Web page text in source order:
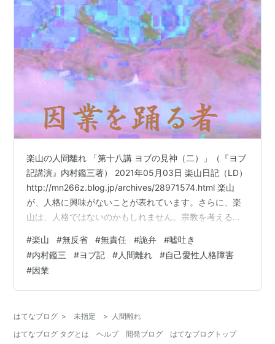
楽山の人間離れ 「第十八講 ヨブの見神（二）」（『ヨブ
記講演』内村鑑三著） 2021年05月03日 楽山日記（LD）
http://mn266z.blog.jp/archives/28971574.html 楽山
が、人格に興味がないことが表れています。さらに、楽
山は、人格ではないのかもしれません。宗教を考えると
かを考えて、心を考えないし、心に感じない楽山が、宗
教と信仰、即ち、人間を生かす道を説くことなど出来る
わけはないのです。 ＞「第十八講 ヨブの見神（二）」を
読んだので、印象に残った箇所と感想をメモしておきた
#楽山 #無反省 #無責任 #詭弁 #嘘吐き
#内村鑑三 #ヨブ記 #人間離れ #自己愛性人格障害
#因業
はてなブログ > 未指定 >
人間離れ
はてなブログ タグとは
ヘルプ 開発ブログ はてなブログトップ